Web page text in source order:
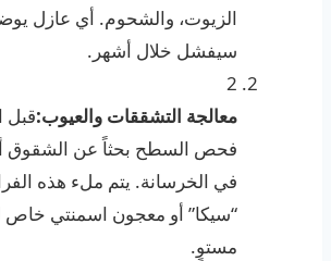
الزيوت، والشحوم. أي عازل
سيفشل خلال أشهر.
2
معالجة التشققات والعيوب:قبل
فحص السطح بحثاً عن الشقوق
في الخرسانة. يتم ملء هذه
“سيكا” أو معجون اسمنتي
مستوٍ.